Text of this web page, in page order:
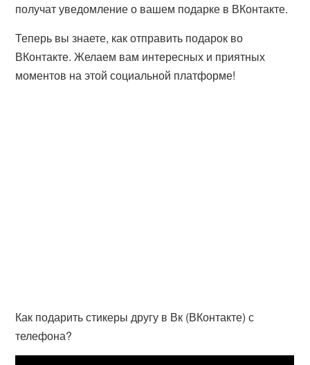
получат уведомление о вашем подарке в ВКонтакте.
Теперь вы знаете, как отправить подарок во
ВКонтакте. Желаем вам интересных и приятных
моментов на этой социальной платформе!
Как подарить стикеры другу в Вк (ВКонтакте) с
телефона?